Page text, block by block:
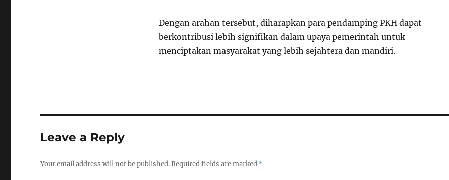
Dengan arahan tersebut, diharapkan para pendamping PKH dapat
berkontribusi lebih signifikan dalam upaya pemerintah untuk
menciptakan masyarakat yang lebih sejahtera dan mandiri.
Leave a Reply
Your email address will not be published.Required fields are marked *